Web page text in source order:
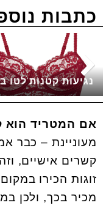
כתבות
נגיעות קטנות לטו
אם המטריד הוא
מעוניינת – כבר
קשרים אישיים,
זוגות הכירו
מכיר בכך, ולכן